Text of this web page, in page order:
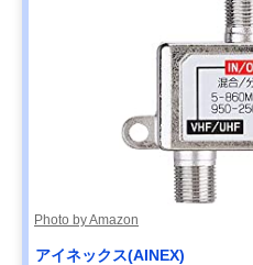
Photo by Amazon
アイネックス(AINEX)